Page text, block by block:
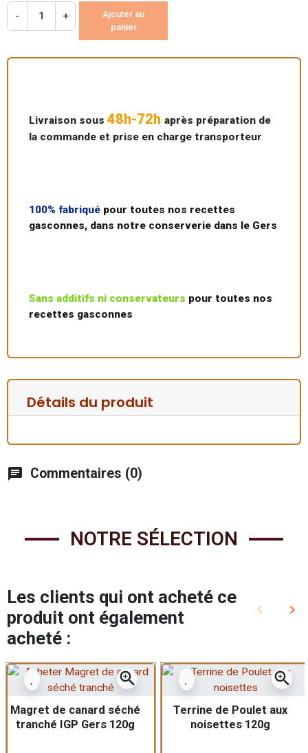
- +
Ajouter au
panier
Livraison sous 48h-72h après préparation de
la commande et prise en charge transporteur
100% fabriqué pour toutes nos recettes
gasconnes, dans notre conserverie dans le Gers
Sans additifs ni conservateurs pour toutes nos
recettes gasconnes
Détails du produit
chat Commentaires (0)
NOTRE SÉLECTION
Les clients qui ont acheté ce
produit ont également
acheté :
Précédent
keyboard_arrow_left keyboard_arrow_right
zoom_in
Magret de canard séché
tranché IGP Gers 120g
zoom_in
Terrine de Poulet aux
noisettes 120g